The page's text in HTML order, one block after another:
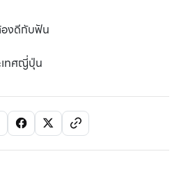
งดีกับฟัน
เทศญี่ปุ่น